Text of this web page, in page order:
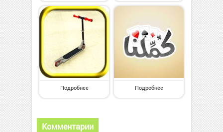
Подробнее Подробнее
Комментарии